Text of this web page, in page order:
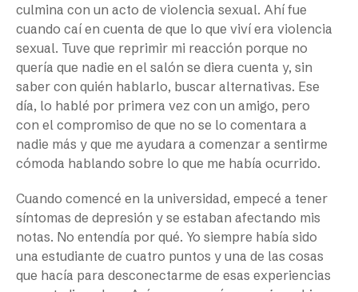
culmina con un acto de violencia sexual. Ahí fue
cuando caí en cuenta de que lo que viví era violencia
sexual. Tuve que reprimir mi reacción porque no
quería que nadie en el salón se diera cuenta y, sin
saber con quién hablarlo, buscar alternativas. Ese
día, lo hablé por primera vez con un amigo, pero
con el compromiso de que no se lo comentara a
nadie más y que me ayudara a comenzar a sentirme
cómoda hablando sobre lo que me había ocurrido.
Cuando comencé en la universidad, empecé a tener
síntomas de depresión y se estaban afectando mis
notas. No entendía por qué. Yo siempre había sido
una estudiante de cuatro puntos y una de las cosas
que hacía para desconectarme de esas experiencias